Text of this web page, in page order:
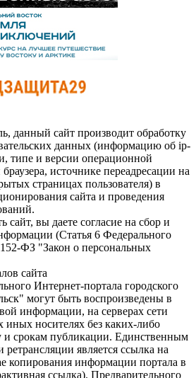
данный сайт производит обработку
данных (информацию об ip-
типе и версии операционной
источнике переадресации на
страницах пользователя) в
сайта и проведения
сайт, вы даете согласие на сбор и
(Статья 6 Федерального
ФЗ "Закон о персональных
сайта
Интернет-портала городского
могут быть воспроизведены в
информации, на серверах сети
носителях без каких-либо
и срокам публикации. Единственным
ретрансляции является ссылка на
копирования информации портала в
ссылка). Предварительного